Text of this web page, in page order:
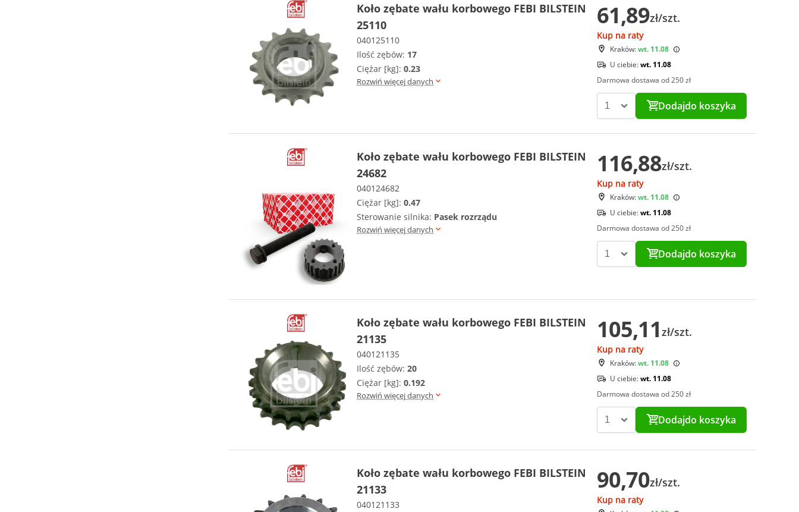
Koło zębate wału korbowego FEBI BILSTEIN
25110
040125110
Ilość zębów: 17
Ciężar [kg]: 0.23
Rozwiń więcej danych
61,89zł/szt.
Kup na raty
Kraków:wt. 11.08
U ciebie:wt. 11.08
Darmowa dostawa od 250 zł
Dodajdo koszyka
Koło zębate wału korbowego FEBI BILSTEIN
24682
040124682
Ciężar [kg]: 0.47
Sterowanie silnika: Pasek rozrządu
Rozwiń więcej danych
116,88zł/szt.
Kup na raty
Kraków:wt. 11.08
U ciebie:wt. 11.08
Darmowa dostawa od 250 zł
Dodajdo koszyka
Koło zębate wału korbowego FEBI BILSTEIN
21135
040121135
Ilość zębów: 20
Ciężar [kg]: 0.192
Rozwiń więcej danych
105,11 zł/szt.
Kup na raty
Kraków:wt. 11.08
U ciebie:wt. 11.08
Darmowa dostawa od 250 zł
Dodajdo koszyka
Koło zębate wału korbowego FEBI BILSTEIN
21133
040121133
90,70zł/szt.
Kup na raty